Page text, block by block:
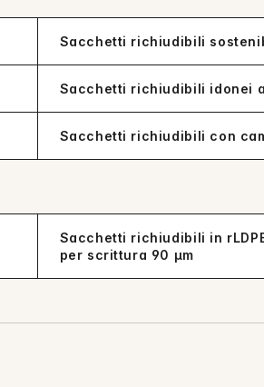
Sacchetti richiudibili
Sacchetti richiudibili idonei
Sacchetti richiudibili con
Sacchetti richiudibili in
per scrittura 90 µm